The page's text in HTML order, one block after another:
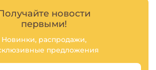
новости
первыми!
Новинки, распродажи,
предложения